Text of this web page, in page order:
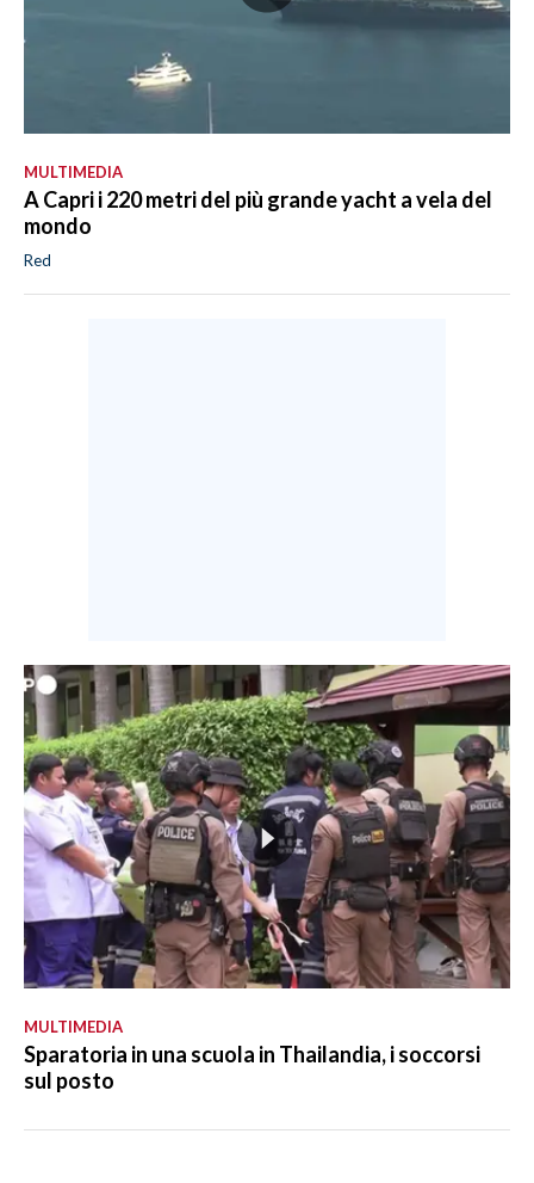
MULTIMEDIA
A Capri i 220 metri del più grande yacht a vela del
mondo
Red
MULTIMEDIA
Sparatoria in una scuola in Thailandia, i soccorsi
sul posto